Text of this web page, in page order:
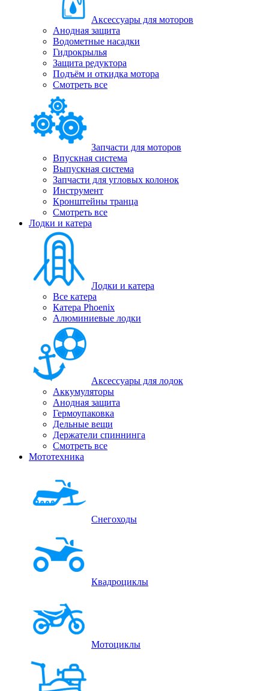
Аксессуары для моторов
Анодная защита
Водометные насадки
Гидрокрылья
Защита редуктора
Подъём и откидка мотора
Смотреть все
Запчасти для моторов
Впускная система
Выпускная система
Запчасти для угловых колонок
Инструмент
Кронштейны транца
Смотреть все
Лодки и катера
Лодки и катера
Все катера
Катера Phoenix
Алюминиевые лодки
Аксессуары для лодок
Аккумуляторы
Анодная защита
Гермоупаковка
Дельные вещи
Держатели спиннинга
Смотреть все
Мототехника
Снегоходы
Квадроциклы
Мотоциклы